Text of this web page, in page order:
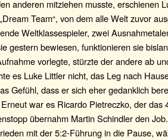
anderen mitziehen musste, erschienen
Team“, von dem alle Welt zuvor
Weltklassespieler, zwei
gestern bewiesen, funktionieren sie
vorlegte, stürzte der andere ab
es Luke Littler nicht, das Leg nach
Gefühl, dass er sich eher gedanklich
war es Ricardo Pietreczko, der das
übernahm Martin Schindler den
mit der 5:2-Führung in die Pause,